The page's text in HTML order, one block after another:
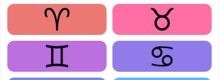
♈
♉
♊
♋